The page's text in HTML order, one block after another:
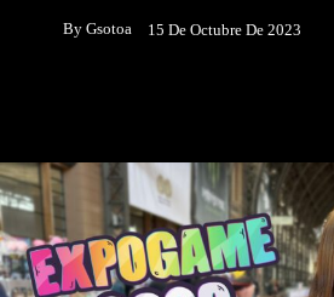
By Gsotoa 15 De Octubre De 2023